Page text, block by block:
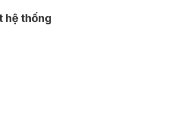
hệ thống